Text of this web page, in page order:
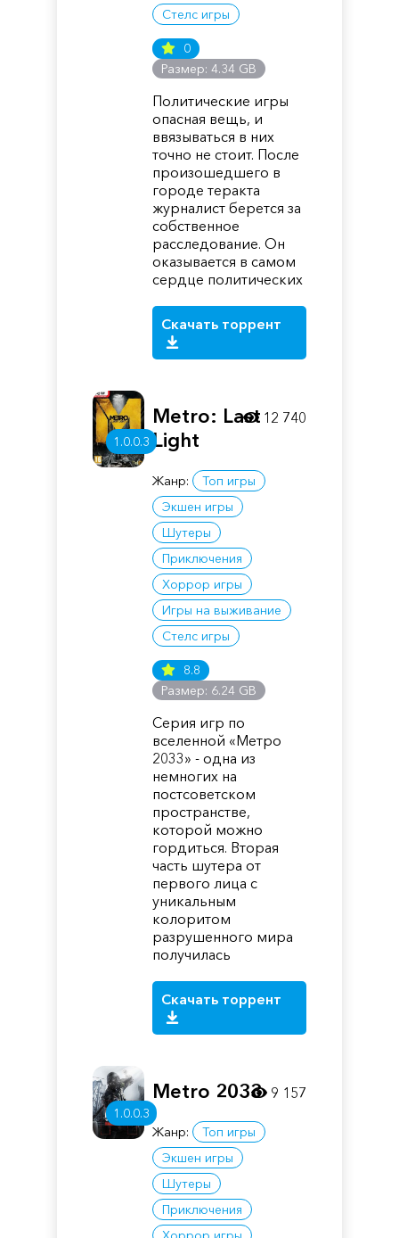
Стелс игры
0
Размер: 4.34 GB
Политические игры
опасная вещь, и
ввязываться в них
точно не стоит. После
произошедшего в
городе теракта
журналист берется за
собственное
расследование. Он
оказывается в самом
сердце политических
Скачать торрент
1.0.0.3
Metro: Last
Light
Жанр:
Топ игры
Экшен игры
Шутеры
Приключения
Хоррор игры
Игры на выживание
Стелс игры
8.8
Размер: 6.24 GB
Серия игр по
вселенной «Метро
2033» - одна из
немногих на
постсоветском
пространстве,
которой можно
гордиться. Вторая
часть шутера от
первого лица с
уникальным
колоритом
разрушенного мира
получилась
Скачать торрент
12 740
1.0.0.3
Metro 2033
Жанр:
Топ игры
Экшен игры
Шутеры
Приключения
9 157